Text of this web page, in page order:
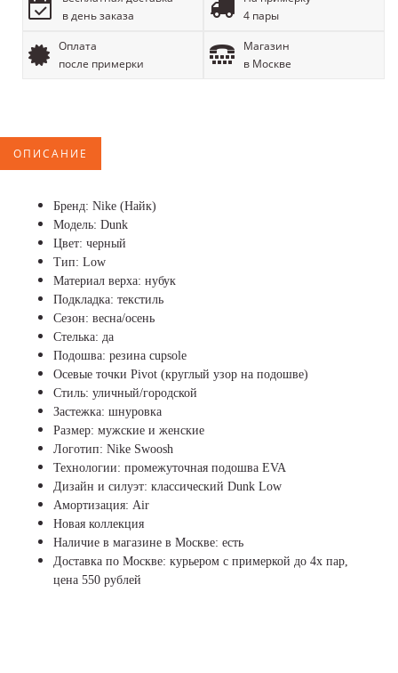
в день заказа
4 пары
Оплата
после примерки
Магазин
в Москве
ОПИСАНИЕ
Бренд: Nike (Найк)
Модель: Dunk
Цвет: черный
Тип: Low
Материал верха: нубук
Подкладка: текстиль
Сезон: весна/осень
Стелька: да
Подошва: резина cupsole
Осевые точки Pivot (круглый узор на подошве)
Стиль: уличный/городской
Застежка: шнуровка
Размер: мужские и женские
Логотип: Nike Swoosh
Технологии: промежуточная подошва EVA
Дизайн и силуэт: классический Dunk Low
Амортизация: Air
Новая коллекция
Наличие в магазине в Москве: есть
Доставка по Москве: курьером с примеркой до 4х пар,
цена 550 рублей